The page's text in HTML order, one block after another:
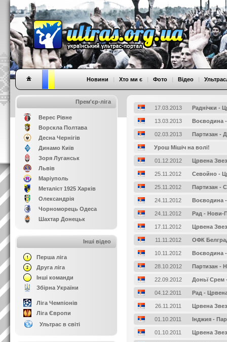
Новини | Хто ми є | Фото | Відео |
Прем'єр-ліга
Верес Рівне
Ворскла Полтава
Десна Чернігів
Динамо Київ
Зоря Луганськ
Львів
Маріуполь
Металіст 1925 Харків
Олександрія
Чорноморець Одеса
Шахтар Донецьк
Інші відео
Перша ліга
Друга ліга
Інші команди
Збірна України
Ліга Чемпіонів
Ліга Європи
Ультрас в світі
17.03.2013 Раднiчки -
13.03.2013 Воєводина
02.03.2013 Партизан -
Урош Мішіч на волі!
01.12.2012 Црвена
25.11.2012 Севойно -
25.11.2012 Партизан -
24.11.2012 Воєводина
24.11.2012 Рад - Нови-
17.11.2012 Црвена
11.11.2012 ОФК
10.11.2012 Воєводина
28.10.2012 Партизан -
22.09.2012 Доньї Срем
04.12.2011 Рад -
26.11.2011 Црвена
01.10.2011 Інджия -
01.10.2011 Црвена